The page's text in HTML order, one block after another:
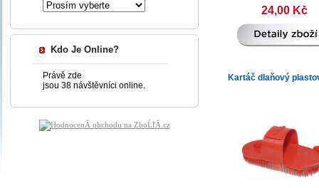
Kdo Je Online?
Právě zde
jsou 38 návštěvníci online.
24,00 Kč
Kartáč dlaňový